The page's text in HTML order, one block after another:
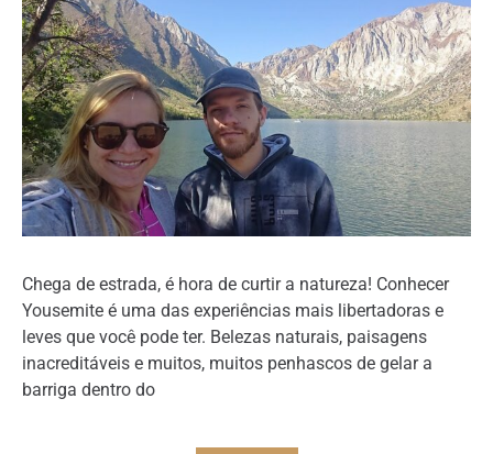
Chega de estrada, é hora de curtir a natureza! Conhecer
Yousemite é uma das experiências mais libertadoras e
leves que você pode ter. Belezas naturais, paisagens
inacreditáveis e muitos, muitos penhascos de gelar a
barriga dentro do